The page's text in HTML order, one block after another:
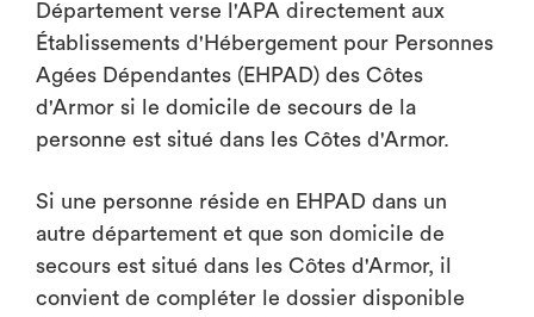
Département verse l'APA directement aux
Établissements d'Hébergement pour Personnes
Agées Dépendantes (EHPAD) des Côtes
d'Armor si le domicile de secours de la
personne est situé dans les Côtes d'Armor.
Si une personne réside en EHPAD dans un
autre département et que son domicile de
secours est situé dans les Côtes d'Armor, il
convient de compléter le dossier disponible